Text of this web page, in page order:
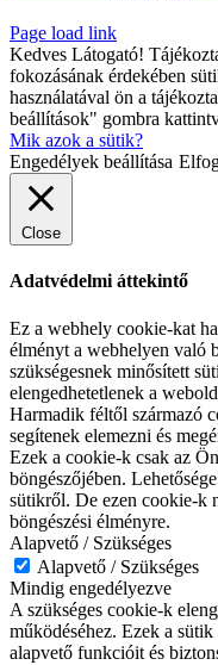
Page load link
Kedves Látogató!
fokozásának érdekében
használatával ön a
beállítások" gombra
Mik azok a sütik?
Engedélyek beállítása
Close
Adatvédelmi áttekintő
Ez a webhely cookie-kat
élményt a webhelyen való
szükségesnek minősített
elengedhetetlenek a
Harmadik féltől származó
segítenek elemezni és
Ezek a cookie-k csak az
böngészőjében.
sütikről. De ezen cookie-k
böngészési élményre.
Alapvető / Szükséges
Alapvető / Szükséges
Mindig engedélyezve
A szükséges cookie-k
működéséhez. Ezek a
alapvető funkcióit és